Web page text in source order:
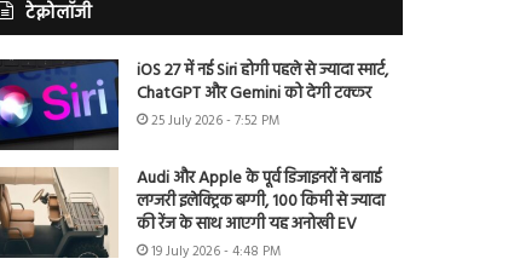
टेक्नोलॉजी
iOS 27 में नई Siri होगी पहले से ज्यादा स्मार्ट,
ChatGPT और Gemini को देगी टक्कर
25 July 2026 - 7:52 PM
Audi और Apple के पूर्व डिजाइनरों ने बनाई
लग्जरी इलेक्ट्रिक बग्गी, 100 किमी से ज्यादा
की रेंज के साथ आएगी यह अनोखी EV
19 July 2026 - 4:48 PM